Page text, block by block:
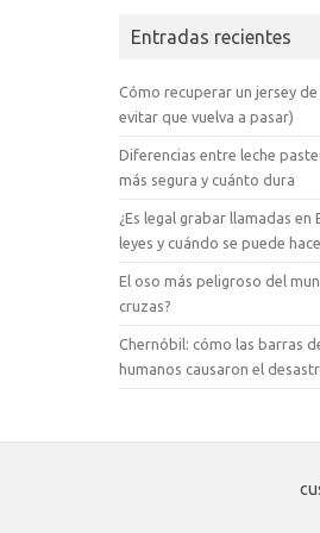
Entradas recientes
Cómo recuperar un jersey
evitar que vuelva a pasar)
Diferencias entre leche
más segura y cuánto dura
¿Es legal grabar llamadas en
leyes y cuándo se puede
El oso más peligroso del
cruzas?
Chernóbil: cómo las barras
humanos causaron el